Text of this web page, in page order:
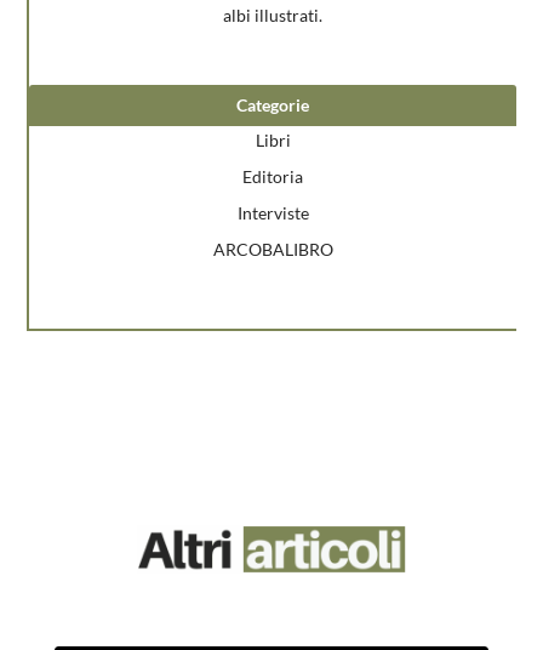
albi illustrati.
Categorie
Libri
Editoria
Interviste
ARCOBALIBRO